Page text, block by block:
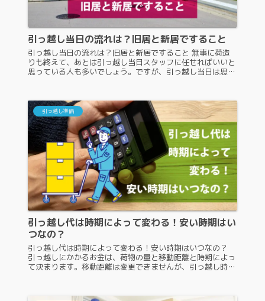
引っ越し当日の流れは？旧居と新居ですること
引っ越し当日の流れは？旧居と新居ですること 無事に荷造
りも終えて、あとは引っ越し当日スタッフに任せればいいと
思っている人も多いでしょう。ですが、引っ越し当日は思っ
引っ越し準備
引っ越し代は時期によって変わる！安い時期はい
つなの？
引っ越し代は時期によって変わる！安い時期はいつなの？
引っ越しにかかるお金は、荷物の量と移動距離と時期によっ
て決まります。移動距離は変更できませんが、引っ越し時期